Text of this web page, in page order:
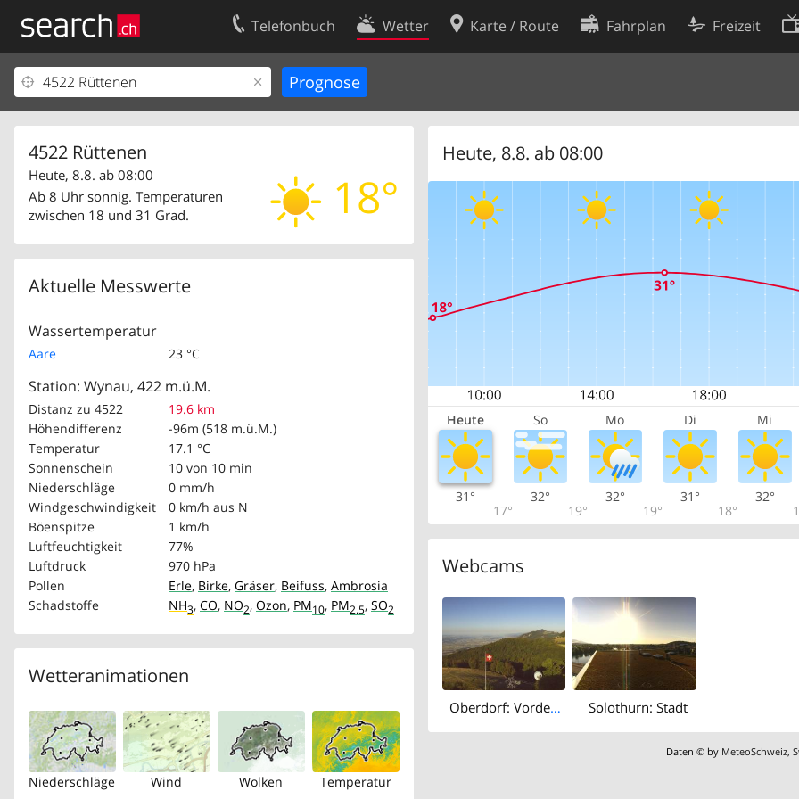
Telefonbuch Wetter Karte / Route Fahrplan Freizeit
4522 Rüttenen
18°
Heute, 8.8. ab 08:00
Ab 8 Uhr sonnig. Temperaturen
zwischen 18 und 31 Grad.
Aktuelle Messwerte
Wassertemperatur
Aare 23 °C
Station: Wynau, 422 m.ü.M.
Distanz zu 4522
19.6 km
Höhendifferenz
-96m (518 m.ü.M.)
Temperatur
17.1 °C
Sonnenschein
10 von 10 min
Niederschläge
0 mm/h
Windgeschwindigkeit
0 km/h aus N
Böenspitze
1 km/h
Luftfeuchtigkeit
77%
Luftdruck
970 hPa
Pollen
Erle, Birke, Gräser, Beifuss, Ambrosia
Schadstoffe
NH3, CO, NO2, Ozon, PM10, PM2.5, SO2
Wetteranimationen
Niederschläge Wind Wolken Temperatur
Heute, 8.8. ab 08:00
Heute So Mo Di Mi
31°
17°
32°
19°
32°
19°
31°
18°
32°
Webcams
Oberdorf: Vorderweissenstein: Weissenstein Solothurn: Stadt
Daten © by MeteoSchweiz,
Ihr Eintrag
Kundencenter Geschäftskunden
Kontakt
Nutzungsbedingungen
Cookie-Einstellungen